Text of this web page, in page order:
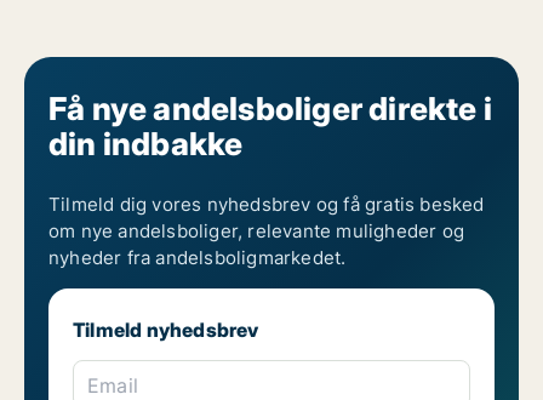
Få nye andelsboliger direkte i
din indbakke
Tilmeld dig vores nyhedsbrev og få gratis besked
om nye andelsboliger, relevante muligheder og
nyheder fra andelsboligmarkedet.
Tilmeld nyhedsbrev
Email